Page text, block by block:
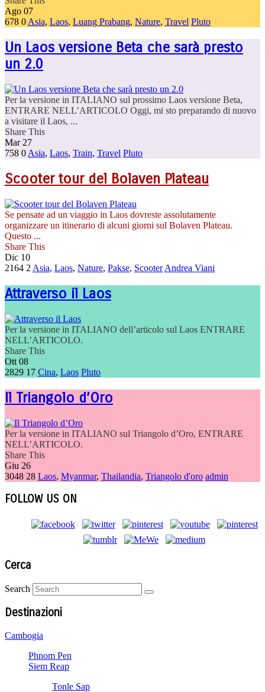
Ago 07
678 0Asia, Laos, Luang Prabang, Nature, Travel Pluto
Un Laos versione Beta che sarà presto
un 2.0
Per la versione in ITALIANO sul prossimo Laos versione Beta,
ENTRARE NELL’ARTICOLO Oggi, mi sto preparando di nuovo
a visitare il Laos, ...
Share This
Mar 27
758 0 Asia, Laos, Train, Travel Pluto
Scooter tour del Bolaven Plateau
Se pensate ad un viaggio in Laos dovreste assolutamente
organizzare un itinerario di alcuni giorni sul Bolaven Plateau.
Questo ...
Share This
Dic 10
2164 2 Asia, Laos, Nature, Pakse, Scooter Andrea Viani
Attraverso il Laos
Per la versione in ITALIANO dell’articolo sul Laos ENTRARE
NELL’ARTICOLO.
Share This
Ott 08
2829 17 Cina, Laos Pluto
Il Triangolo d’Oro
Per la versione in ITALIANO sul Triangolo d’Oro, ENTRARE
NELL’ARTICOLO.
Share This
Giu 26
3048 28 Laos, Myanmar, Thailandia, Triangolo d'oro admin
FOLLOW US ON
Cerca
Search
Destinazioni
Cambogia
Phnom Pen
Siem Reap
Tonle Sap